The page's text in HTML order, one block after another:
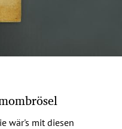
wär's mit diesen